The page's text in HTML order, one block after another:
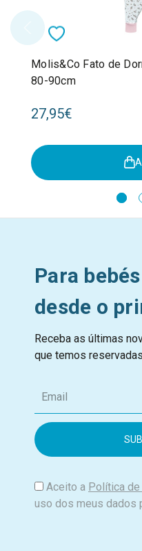
Molis&Co Fato de
80-90cm
27,95€
Para
desde o
Receba as últimas
que temos
m
i
Aceito a Política
uso dos meus dados